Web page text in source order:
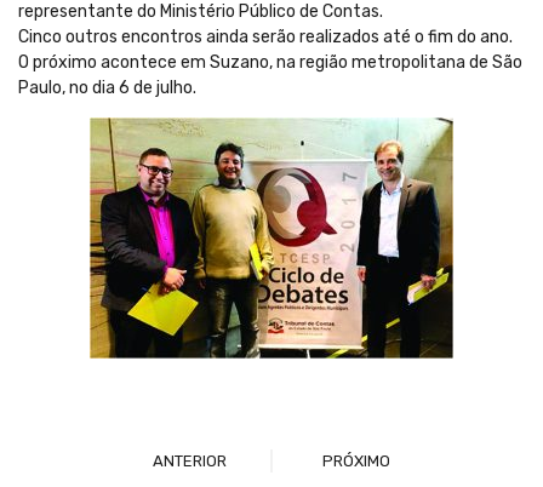
representante do Ministério Público de Contas.
Cinco outros encontros ainda serão realizados até o fim do ano.
O próximo acontece em Suzano, na região metropolitana de São
Paulo, no dia 6 de julho.
ANTERIOR PRÓXIMO